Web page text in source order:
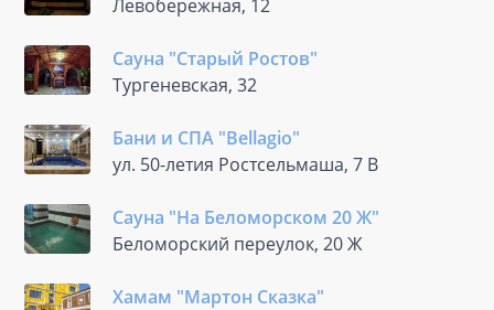
Левобережная, 12
Сауна "Старый Ростов"
Тургеневская, 32
Бани и СПА "Bellagio"
ул. 50-летия Ростсельмаша, 7 В
Сауна "На Беломорском 20 Ж"
Беломорский переулок, 20 Ж
Хамам "Мартон Сказка"